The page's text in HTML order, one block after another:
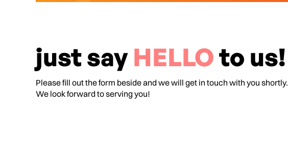
just say HELLOto us!
Please fill out the form beside and we will get in touch with you shortly.
We look forward to serving you!